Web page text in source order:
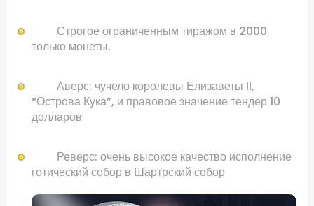
Строгое ограниченным тиражом в 2000
только монеты.
Аверс: чучело королевы Елизаветы II,
“Острова Кука”, и правовое значение тендер 10
долларов
Реверс: очень высокое качество исполнение
готический собор в Шартрский собор